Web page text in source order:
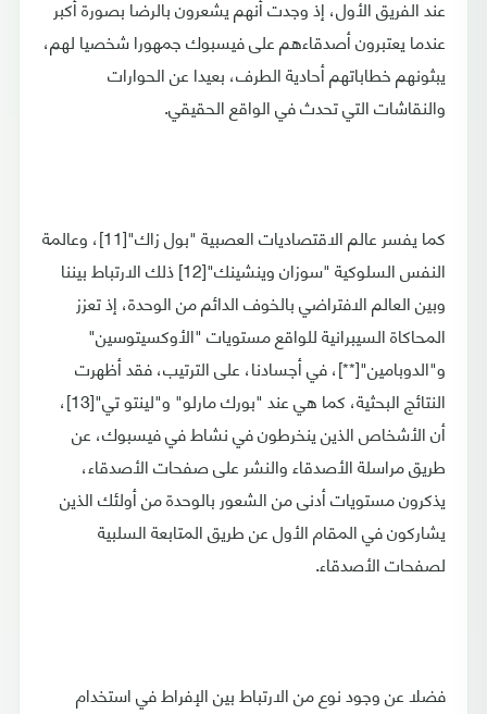
عند الفريق الأول، إذ وجدت أنهم يشعرون بالرضا بصورة أكبر
عندما يعتبرون أصدقاءهم على فيسبوك جمهورا شخصيا لهم،
يبثونهم خطاباتهم أحادية الطرف، بعيدا عن الحوارات
والنقاشات التي تحدث في الواقع الحقيقي.
كما يفسر عالم الاقتصاديات العصبية "بول زاك"[11]، وعالمة
النفس السلوكية "سوزان وينشينك"[12] ذلك الارتباط بيننا
وبين العالم الافتراضي بالخوف الدائم من الوحدة، إذ تعزز
المحاكاة السيبرانية للواقع مستويات "الأوكسيتوسين"
و"الدوبامين"[**]، في أجسادنا، على الترتيب، فقد أظهرت
النتائج البحثية، كما هي عند "بورك مارلو" و"لينتو تي"[13]،
أن الأشخاص الذين ينخرطون في نشاط في فيسبوك، عن
طريق مراسلة الأصدقاء والنشر على صفحات الأصدقاء،
يذكرون مستويات أدنى من الشعور بالوحدة من أولئك الذين
يشاركون في المقام الأول عن طريق المتابعة السلبية
لصفحات الأصدقاء.
فضلا عن وجود نوع من الارتباط بين الإفراط في استخدام